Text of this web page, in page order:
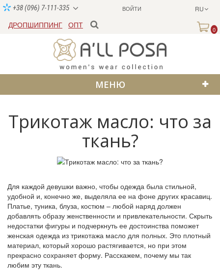
ВОЙТИ RU
+38 (096) 7-111-335
ДРОПШИППИНГ ОПТ
0
МЕНЮ
Трикотаж масло: что за
ткань?
Для каждой девушки важно, чтобы одежда была стильной,
удобной и, конечно же, выделяла ее на фоне других красавиц.
Платье, туника, блуза, костюм – любой наряд должен
добавлять образу женственности и привлекательности. Скрыть
недостатки фигуры и подчеркнуть ее достоинства поможет
женская одежда из трикотажа масло для полных. Это плотный
материал, который хорошо растягивается, но при этом
прекрасно сохраняет форму. Расскажем, почему мы так
любим эту ткань.